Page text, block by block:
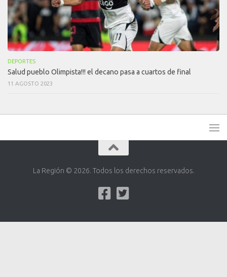
DEPORTES
Salud pueblo Olimpista!!! el decano pasa a cuartos de final
11 AGOSTO 2023
La Región © 2026. Todos los derechos reservados.